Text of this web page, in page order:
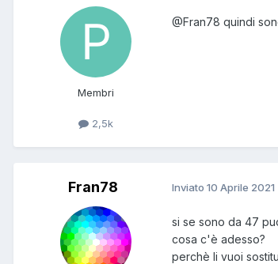
Membri
2,5k
@Fran78 quindi
Fran78 Inviato 10 Aprile 2021
si se sono da 47
cosa c'è adesso?
perchè li vuoi